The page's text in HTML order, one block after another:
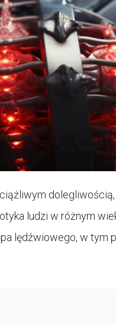
ludzi w różnym
lędźwiowego, w tym